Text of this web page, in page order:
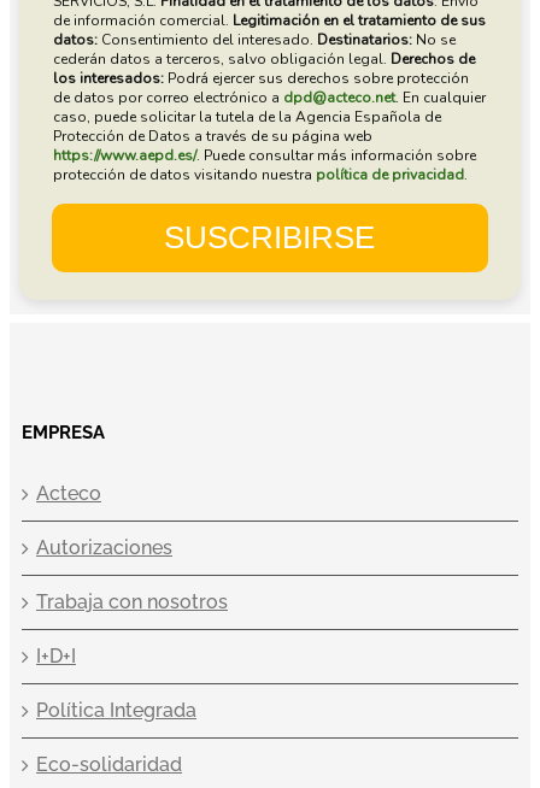
EMPRESA
Acteco
Autorizaciones
Trabaja con nosotros
I+D+I
Política Integrada
Eco-solidaridad